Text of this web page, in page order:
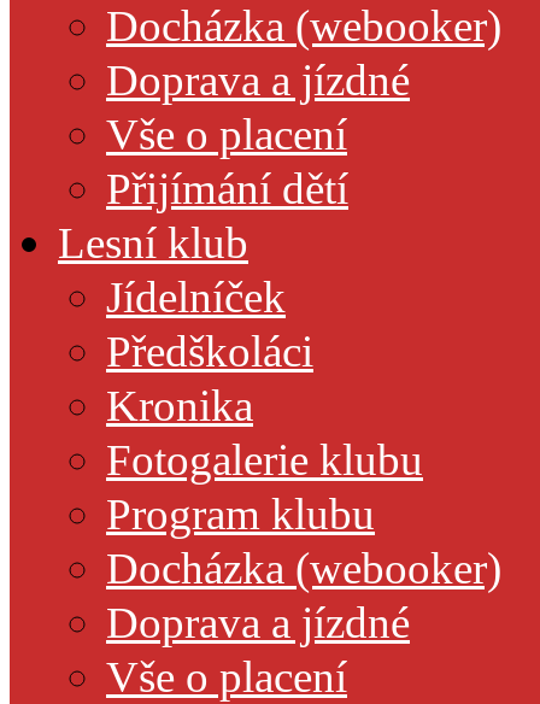
Docházka (webooker)
Doprava a jízdné
Vše o placení
Přijímání dětí
Lesní klub
Jídelníček
Předškoláci
Kronika
Fotogalerie klubu
Program klubu
Docházka (webooker)
Doprava a jízdné
Vše o placení